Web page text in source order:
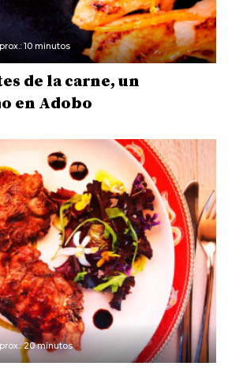
10 minutos
de la carne, un
en Adobo
20 minutos